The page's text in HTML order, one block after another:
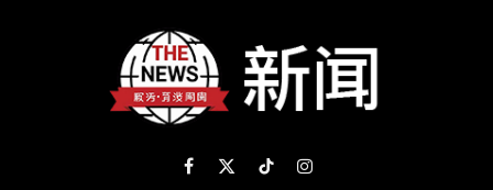
Facebook
X
TikTokInstagram